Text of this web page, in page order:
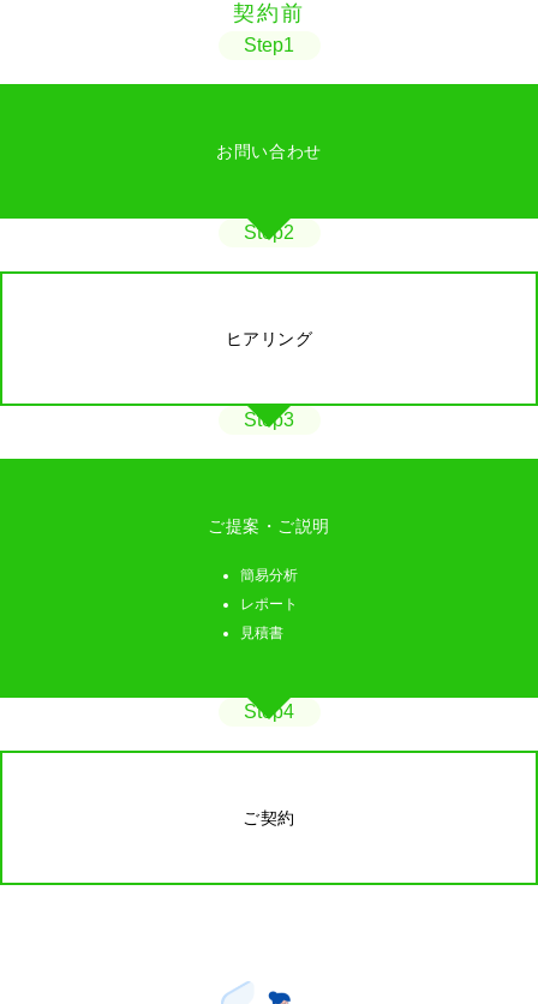
契約前
Step1
お問い合わせ
Step2
ヒアリング
Step3
ご提案・ご説明
簡易分析
レポート
見積書
Step4
ご契約